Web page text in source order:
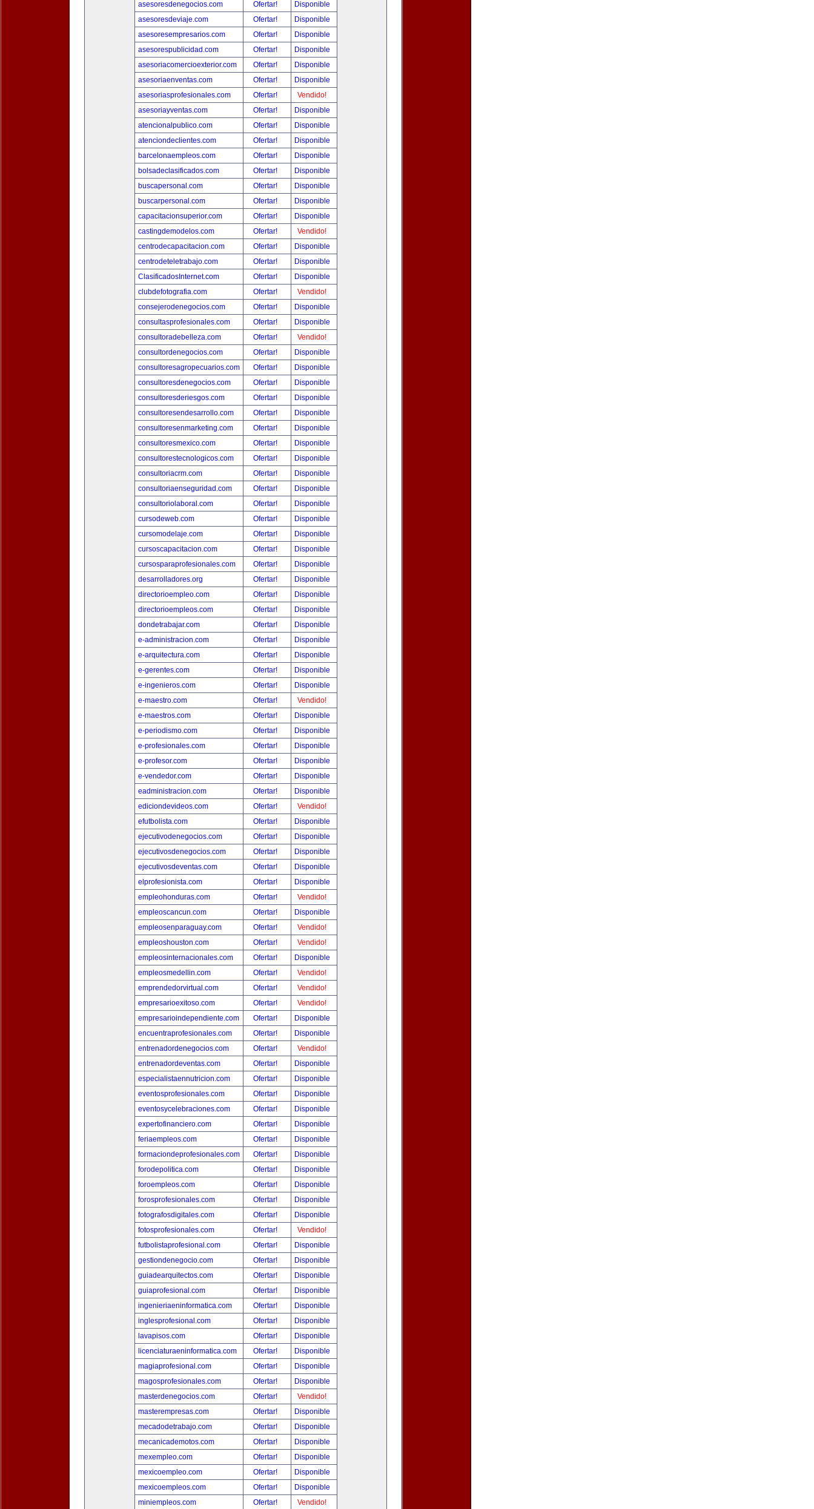
asesoresdenegocios.com
Ofertar!
Disponible
asesoresdeviaje.com
Ofertar!
Disponible
asesoresempresarios.com
Ofertar!
Disponible
asesorespublicidad.com
Ofertar!
Disponible
asesoriacomercioexterior.com
Ofertar!
Disponible
asesoriaenventas.com
Ofertar!
Disponible
asesoriasprofesionales.com
Ofertar!
Vendido!
asesoriayventas.com
Ofertar!
Disponible
atencionalpublico.com
Ofertar!
Disponible
atenciondeclientes.com
Ofertar!
Disponible
barcelonaempleos.com
Ofertar!
Disponible
bolsadeclasificados.com
Ofertar!
Disponible
buscapersonal.com
Ofertar!
Disponible
buscarpersonal.com
Ofertar!
Disponible
capacitacionsuperior.com
Ofertar!
Disponible
castingdemodelos.com
Ofertar!
Vendido!
centrodecapacitacion.com
Ofertar!
Disponible
centrodeteletrabajo.com
Ofertar!
Disponible
ClasificadosInternet.com
Ofertar!
Disponible
clubdefotografia.com
Ofertar!
Vendido!
consejerodenegocios.com
Ofertar!
Disponible
consultasprofesionales.com
Ofertar!
Disponible
consultoradebelleza.com
Ofertar!
Vendido!
consultordenegocios.com
Ofertar!
Disponible
consultoresagropecuarios.com
Ofertar!
Disponible
consultoresdenegocios.com
Ofertar!
Disponible
consultoresderiesgos.com
Ofertar!
Disponible
consultoresendesarrollo.com
Ofertar!
Disponible
consultoresenmarketing.com
Ofertar!
Disponible
consultoresmexico.com
Ofertar!
Disponible
consultorestecnologicos.com
Ofertar!
Disponible
consultoriacrm.com
Ofertar!
Disponible
consultoriaenseguridad.com
Ofertar!
Disponible
consultoriolaboral.com
Ofertar!
Disponible
cursodeweb.com
Ofertar!
Disponible
cursomodelaje.com
Ofertar!
Disponible
cursoscapacitacion.com
Ofertar!
Disponible
cursosparaprofesionales.com
Ofertar!
Disponible
desarrolladores.org
Ofertar!
Disponible
directorioempleo.com
Ofertar!
Disponible
directorioempleos.com
Ofertar!
Disponible
dondetrabajar.com
Ofertar!
Disponible
e-administracion.com
Ofertar!
Disponible
e-arquitectura.com
Ofertar!
Disponible
e-gerentes.com
Ofertar!
Disponible
e-ingenieros.com
Ofertar!
Disponible
e-maestro.com
Ofertar!
Vendido!
e-maestros.com
Ofertar!
Disponible
e-periodismo.com
Ofertar!
Disponible
e-profesionales.com
Ofertar!
Disponible
e-profesor.com
Ofertar!
Disponible
e-vendedor.com
Ofertar!
Disponible
eadministracion.com
Ofertar!
Disponible
ediciondevideos.com
Ofertar!
Vendido!
efutbolista.com
Ofertar!
Disponible
ejecutivodenegocios.com
Ofertar!
Disponible
ejecutivosdenegocios.com
Ofertar!
Disponible
ejecutivosdeventas.com
Ofertar!
Disponible
elprofesionista.com
Ofertar!
Disponible
empleohonduras.com
Ofertar!
Vendido!
empleoscancun.com
Ofertar!
Disponible
empleosenparaguay.com
Ofertar!
Vendido!
empleoshouston.com
Ofertar!
Vendido!
empleosinternacionales.com
Ofertar!
Disponible
empleosmedellin.com
Ofertar!
Vendido!
emprendedorvirtual.com
Ofertar!
Vendido!
empresarioexitoso.com
Ofertar!
Vendido!
empresarioindependiente.com
Ofertar!
Disponible
encuentraprofesionales.com
Ofertar!
Disponible
entrenadordenegocios.com
Ofertar!
Vendido!
entrenadordeventas.com
Ofertar!
Disponible
especialistaennutricion.com
Ofertar!
Disponible
eventosprofesionales.com
Ofertar!
Disponible
eventosycelebraciones.com
Ofertar!
Disponible
expertofinanciero.com
Ofertar!
Disponible
feriaempleos.com
Ofertar!
Disponible
formaciondeprofesionales.com
Ofertar!
Disponible
forodepolitica.com
Ofertar!
Disponible
foroempleos.com
Ofertar!
Disponible
forosprofesionales.com
Ofertar!
Disponible
fotografosdigitales.com
Ofertar!
Disponible
fotosprofesionales.com
Ofertar!
Vendido!
futbolistaprofesional.com
Ofertar!
Disponible
gestiondenegocio.com
Ofertar!
Disponible
guiadearquitectos.com
Ofertar!
Disponible
guiaprofesional.com
Ofertar!
Disponible
ingenieriaeninformatica.com
Ofertar!
Disponible
inglesprofesional.com
Ofertar!
Disponible
lavapisos.com
Ofertar!
Disponible
licenciaturaeninformatica.com
Ofertar!
Disponible
magiaprofesional.com
Ofertar!
Disponible
magosprofesionales.com
Ofertar!
Disponible
masterdenegocios.com
Ofertar!
Vendido!
masterempresas.com
Ofertar!
Disponible
mecadodetrabajo.com
Ofertar!
Disponible
mecanicademotos.com
Ofertar!
Disponible
mexempleo.com
Ofertar!
Disponible
mexicoempleo.com
Ofertar!
Disponible
mexicoempleos.com
Ofertar!
Disponible
miniempleos.com
Ofertar! Vendido!